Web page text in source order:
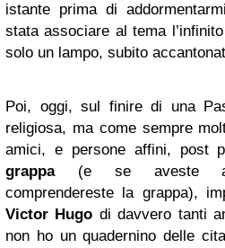
istante prima di
stata associare al tema
solo un lampo, subito
Poi, oggi, sul finire di una
religiosa, ma come sempre
amici, e persone affini, post
grappa(e se aveste
comprendereste la grappa),
Victor Hugo di davvero tanti
non ho un quadernino delle